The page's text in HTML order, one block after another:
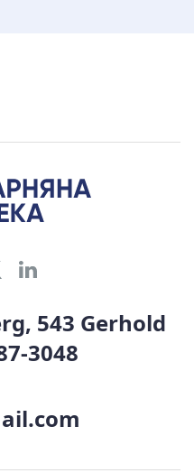
543 Gerhold
3048